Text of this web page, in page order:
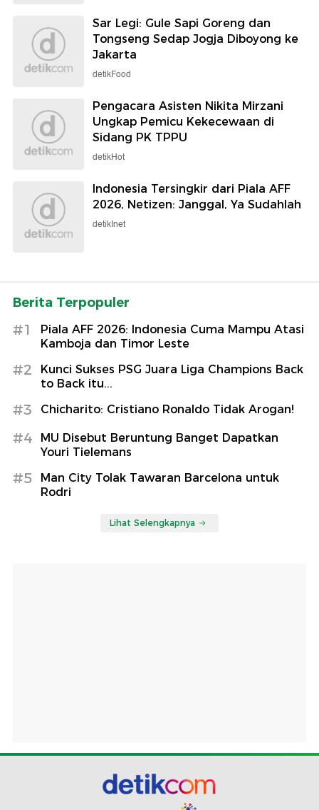
Sar Legi: Gule Sapi Goreng dan
Tongseng Sedap Jogja Diboyong ke
Jakarta
detikFood
Pengacara Asisten Nikita Mirzani
Ungkap Pemicu Kekecewaan di
Sidang PK TPPU
detikHot
Indonesia Tersingkir dari Piala AFF
2026, Netizen: Janggal, Ya Sudahlah
detikInet
Berita Terpopuler
#1
Piala AFF 2026: Indonesia Cuma Mampu Atasi
Kamboja dan Timor Leste
#2
Kunci Sukses PSG Juara Liga Champions Back
to Back itu...
#3 Chicharito: Cristiano Ronaldo Tidak Arogan!
#4
MU Disebut Beruntung Banget Dapatkan
Youri Tielemans
#5
Man City Tolak Tawaran Barcelona untuk
Rodri
Lihat Selengkapnya